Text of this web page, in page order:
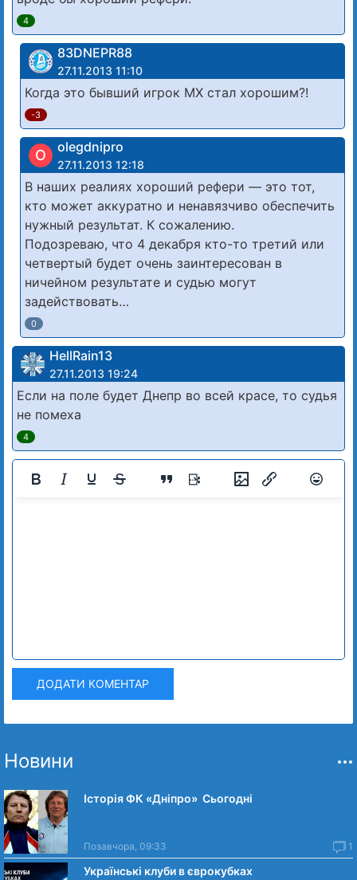
4
83DNЕРR88
27.11.2013 11:10
Когда это бывший игрок МХ стал хорошим?!
-3
O olegdnipro
27.11.2013 12:18
В наших реалиях хороший рефери — это тот,
кто может аккуратно и ненавязчиво обеспечить
нужный результат. К сожалению.
Подозреваю, что 4 декабря кто-то третий или
четвертый будет очень заинтересован в
ничейном результате и судью могут
задействовать…
0
HellRain13
27.11.2013 19:24
Если на поле будет Днепр во всей красе, то судья
не помеха
4
ДОДАТИ КОМЕНТАР
Новини
Історія ФК «Дніпро» Сьогодні
Позавчора, 09:33 1
Українські клуби в єврокубках